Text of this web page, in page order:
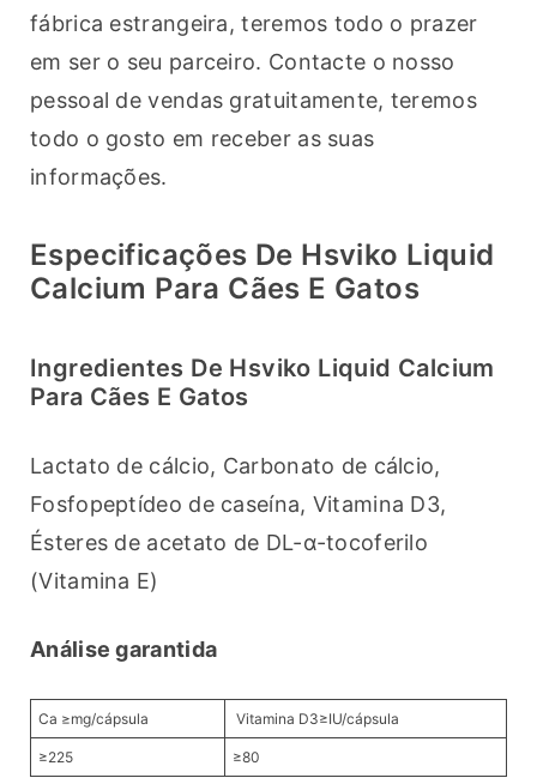
fábrica estrangeira, teremos todo o prazer
em ser o seu parceiro. Contacte o nosso
pessoal de vendas gratuitamente, teremos
todo o gosto em receber as suas
informações.
Especificações De Hsviko Liquid
Calcium Para Cães E Gatos
Ingredientes De Hsviko Liquid Calcium
Para Cães E Gatos
Lactato de cálcio, Carbonato de cálcio,
Fosfopeptídeo de caseína, Vitamina D3,
Ésteres de acetato de DL-α-tocoferilo
(Vitamina E)
Análise garantida
Ca ≥mg/cápsula Vitamina D3≥IU/cápsula
≥225 ≥80